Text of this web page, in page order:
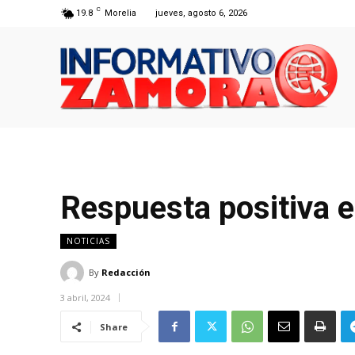
19.8 C Morelia jueves, agosto 6, 2026
Respuesta positiva
NOTICIAS
By Redacción
3 abril, 2024
Share